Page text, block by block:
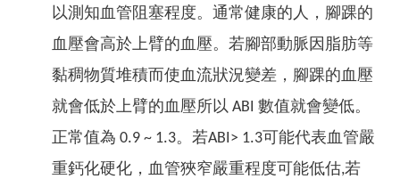
以測知血管阻塞程度。通常健康的人，腳踝的
血壓會高於上臂的血壓。若腳部動脈因脂肪等
黏稠物質堆積而使血流狀況變差，腳踝的血壓
就會低於上臂的血壓所以 ABI 數值就會變低。
正常值為 0.9 ~ 1.3。若ABI> 1.3可能代表血管嚴
重鈣化硬化，血管狹窄嚴重程度可能低估,若